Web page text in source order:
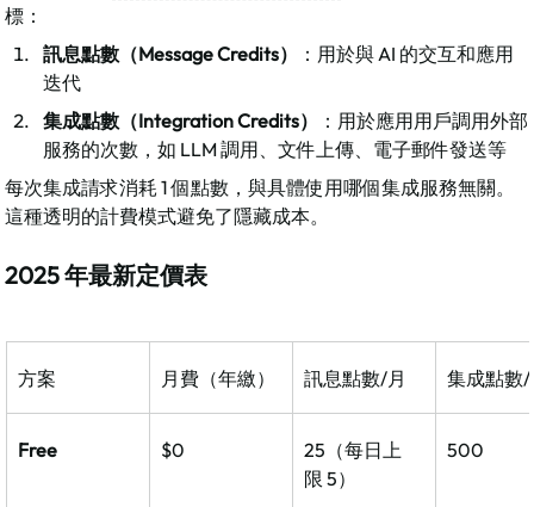
標：
訊息點數（Message Credits）
：用於與 AI 的交互和應用
迭代
集成點數（Integration Credits）
：用於應用用戶調用外部
服務的次數，如 LLM 調用、文件上傳、電子郵件發送等​
每次集成請求消耗 1 個點數，與具體使用哪個集成服務無關。
這種透明的計費模式避免了隱藏成本。​
2025 年最新定價表
方案 月費（年繳） 訊息點數/月 集成點數
Free $0
25（每日上
限 5）
500